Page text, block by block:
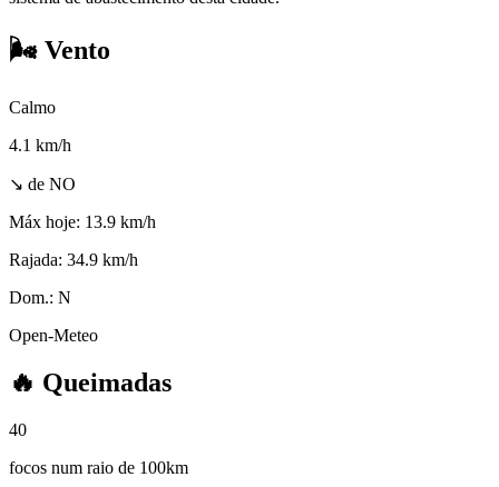
🌬️ Vento
Calmo
4.1 km/h
↘ de NO
Máx hoje: 13.9 km/h
Rajada: 34.9 km/h
Dom.: N
Open-Meteo
🔥 Queimadas
40
focos num raio de 100km